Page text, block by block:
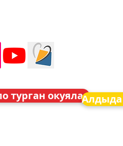
турган окуяларАлдыда